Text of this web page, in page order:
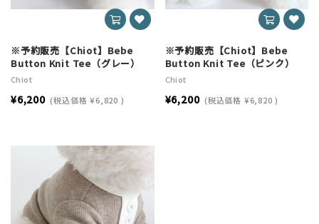
※予約販売【Chiot】Bebe
Button Knit Tee（グレー）
Chiot
¥6,200 (税込価格 ¥6,820 )
※予約販売【Chiot】Bebe
Button Knit Tee（ピンク）
Chiot
¥6,200 (税込価格 ¥6,820 )